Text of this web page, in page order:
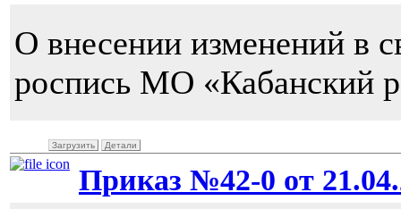
О внесении изменений в
роспись МО «Кабанский
Загрузить Детали
Приказ №42-0 от